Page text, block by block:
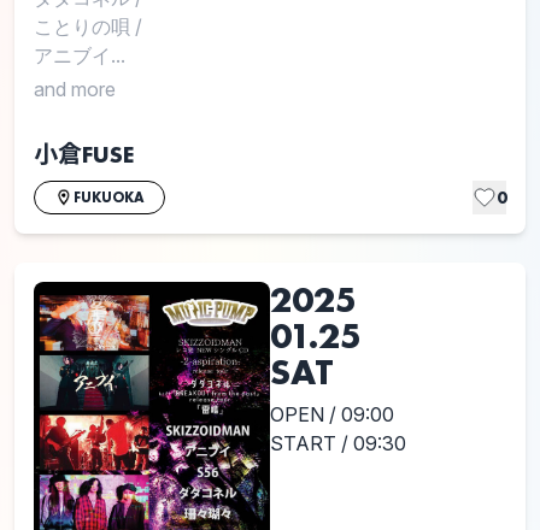
ことりの唄 /
アニブイ...
and more
小倉FUSE
FUKUOKA 0
2025
01.25
SAT
OPEN / 09:00
START / 09:30